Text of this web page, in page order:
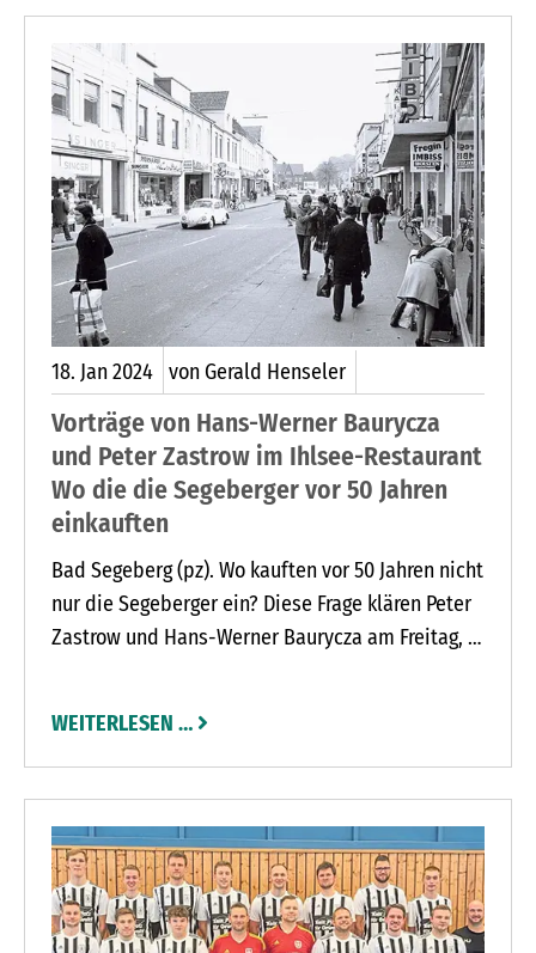
18. Jan2024 von Gerald Henseler
Vorträge von Hans-Werner Baurycza
und Peter Zastrow im Ihlsee-Restaurant
Wo die die Segeberger vor 50 Jahren
einkauften
Bad Segeberg (pz). Wo kauften vor 50 Jahren nicht
nur die Segeberger ein? Diese Frage klären Peter
Zastrow und Hans-Werner Baurycza am Freitag, 2.
umfangreichen Archiven von Peter Zastrow und
dem Kalkberg-Archiv von Hans-Werner Baurycza
hat Peter Zastrow wieder einen
erinnerungsträchtigen, reichlich bebilderten
Vortrag zusammengestellt. Vor dem Vortrag
bietet Lutz Frank den Zuhörer wieder ab 18 Uhr
sein beliebtes, traditionelles Bratkartoffelbuffet
WEITERLESEN …